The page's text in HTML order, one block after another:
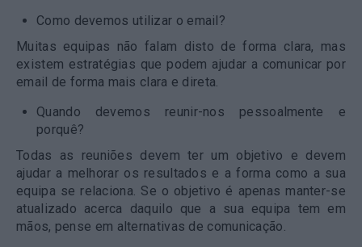
Como devemos utilizar o email?
Muitas equipas não falam disto de forma clara, mas
existem estratégias que podem ajudar a comunicar por
email de forma mais clara e direta.
Quando devemos reunir-nos pessoalmente e
porquê?
Todas as reuniões devem ter um objetivo e devem
ajudar a melhorar os resultados e a forma como a sua
equipa se relaciona. Se o objetivo é apenas manter-se
atualizado acerca daquilo que a sua equipa tem em
mãos, pense em alternativas de comunicação.